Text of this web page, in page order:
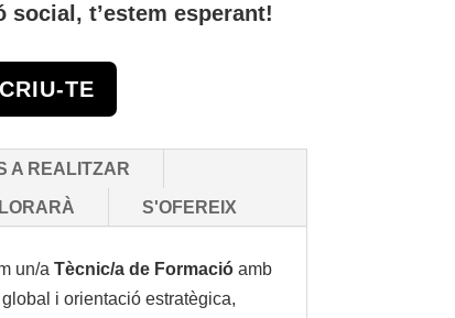
t’estem esperant!
TE
A REALITZAR
S'OFEREIX
un/a Tècnic/a de Formacióamb
i orientació estratègica,